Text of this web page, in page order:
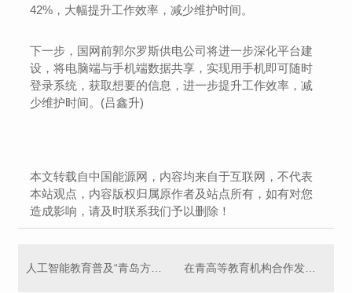
42%，大幅提升工作效率，减少维护时间。
下一步，国网前郭尔罗斯供电公司将进一步深化平台建
设，将电脑端与手机端数据共享，实现用手机即可随时
登录系统，获取想要的信息，进一步提升工作效率，减
少维护时间。(吕鑫升)
本文转载自中国能源网，内容均来自于互联网，不代表
本站观点，内容版权归属原作者及站点所有，如有对您
造成影响，请及时联系我们予以删除！